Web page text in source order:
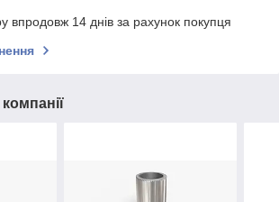
впродовж 14 днів за рахунок покупця